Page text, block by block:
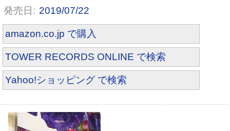
2019/07/22
amazon.co.jp で購入
TOWER RECORDS ONLINE で検索
Yahoo!ショッピング で検索
夢舞う大泥棒